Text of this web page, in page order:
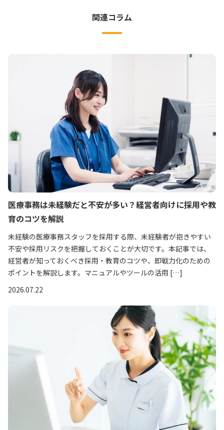
関連コラム
医療事務は未経験だと不安が多い？経営者向けに採用や教
育のコツを解説
未経験の医療事務スタッフを採用する際、未経験者が抱きやすい
不安や採用リスクを把握しておくことが大切です。本記事では、
経営者が知っておくべき採用・教育のコツや、即戦力化のための
ポイントを解説します。マニュアルやツールの活用 […]
2026.07.22